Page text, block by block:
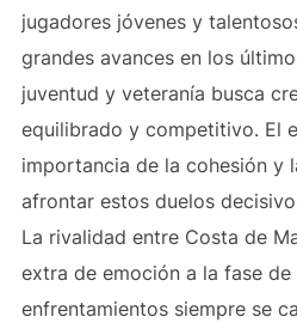
jugadores jóvenes y
grandes avances en los
juventud y veteranía busca
equilibrado y competitivo. El
importancia de la cohesión y
afrontar estos duelos
La rivalidad entre Costa de
extra de emoción a la fase
enfrentamientos siempre se